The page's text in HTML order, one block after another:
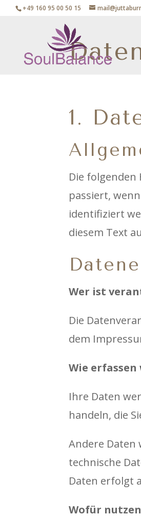
+49 160 95 00 50 15
1.
Die
passiert,
identifiziert
diesem Text
Wer ist
Die
dem
Wie
Ihre Daten
handeln, die
Andere Daten
technische
Daten erfolgt
Wofür